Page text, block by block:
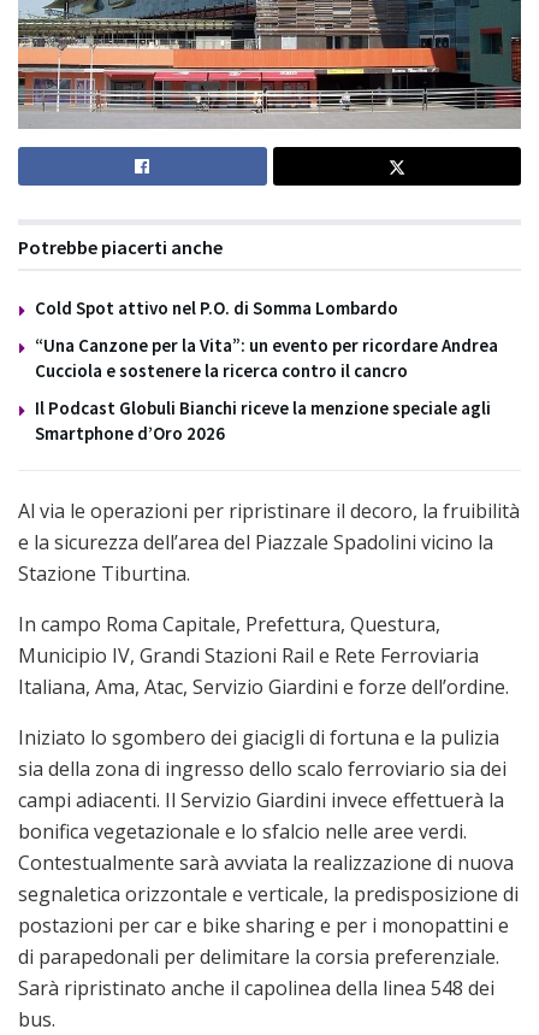
Potrebbe piacerti anche
Cold Spot attivo nel P.O. di Somma Lombardo
“Una Canzone per la Vita”: un evento per ricordare Andrea
Cucciola e sostenere la ricerca contro il cancro
Il Podcast Globuli Bianchi riceve la menzione speciale agli
Smartphone d’Oro 2026
Al via le operazioni per ripristinare il decoro, la fruibilità
e la sicurezza dell’area del Piazzale Spadolini vicino la
Stazione Tiburtina.
In campo Roma Capitale, Prefettura, Questura,
Municipio IV, Grandi Stazioni Rail e Rete Ferroviaria
Italiana, Ama, Atac, Servizio Giardini e forze dell’ordine.
Iniziato lo sgombero dei giacigli di fortuna e la pulizia
sia della zona di ingresso dello scalo ferroviario sia dei
campi adiacenti. Il Servizio Giardini invece effettuerà la
bonifica vegetazionale e lo sfalcio nelle aree verdi.
Contestualmente sarà avviata la realizzazione di nuova
segnaletica orizzontale e verticale, la predisposizione di
postazioni per car e bike sharing e per i monopattini e
di parapedonali per delimitare la corsia preferenziale.
Sarà ripristinato anche il capolinea della linea 548 dei
bus.